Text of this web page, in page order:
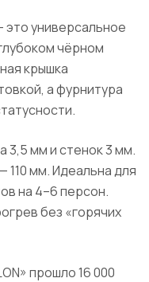
это универсальное
чёрном
крышка
а фурнитура
3,5 мм и стенок 3 мм.
110 мм. Идеальна для
на 4–6 персон.
без «горячих
прошло 16 000